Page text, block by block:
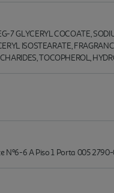
7 GLYCERYL COCOATE,
ISOSTEARATE,
TOCOPHEROL,
Nº6-6 A Piso 1 Porta 005